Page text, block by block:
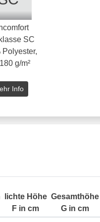
SC
Polyester,
g/m²
Info
lichte Höhe
F in cm
Gesamthöhe
G in cm